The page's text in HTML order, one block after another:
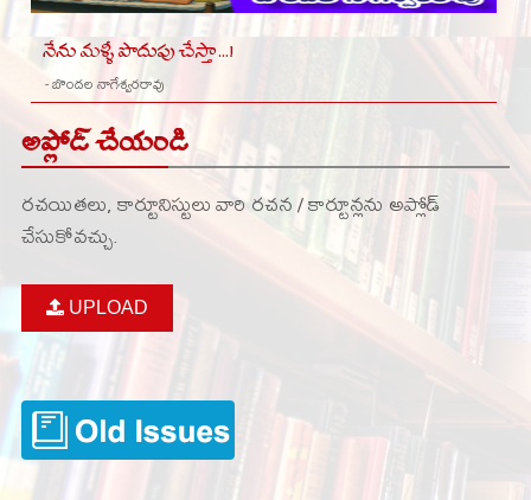
నేను మళ్ళీ పొదుపు చేస్తా...!
- బొందల నాగేశ్వరరావు
అప్లోడ్ చేయండి
రచయితలు, కార్టూనిస్టులు వారి రచన / కార్టూన్లను అప్లోడ్
చేసుకోవచ్చు.
UPLOAD